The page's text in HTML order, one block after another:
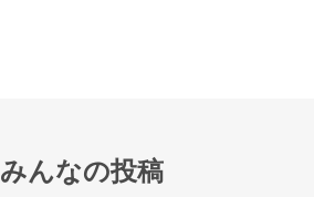
みんなの投稿